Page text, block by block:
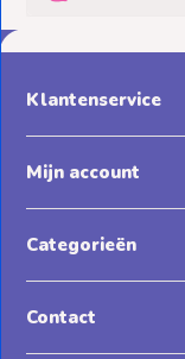
Klantenservice
Mijn account
Categorieën
Contact